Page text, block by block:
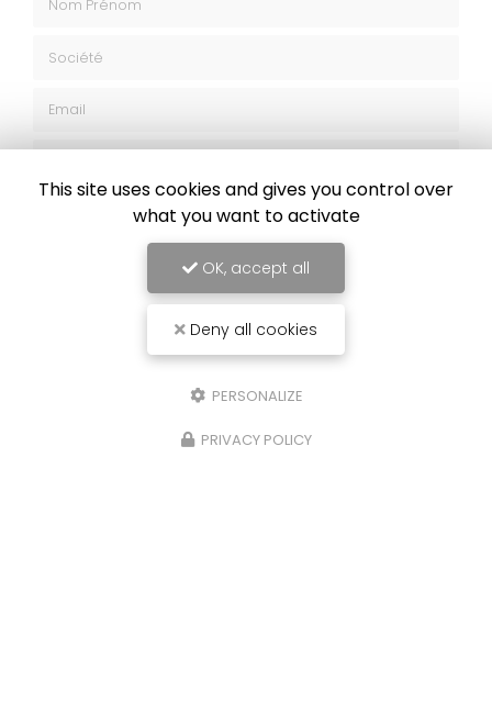
Téléphone
Message
ce formulaire pour faciliter le suivi et le traitement de ma demande.
politique de confidentialité
This site uses cookies and gives you control over
what you want to activate
OK, accept all
Deny all cookies
PERSONALIZE
PRIVACY POLICY